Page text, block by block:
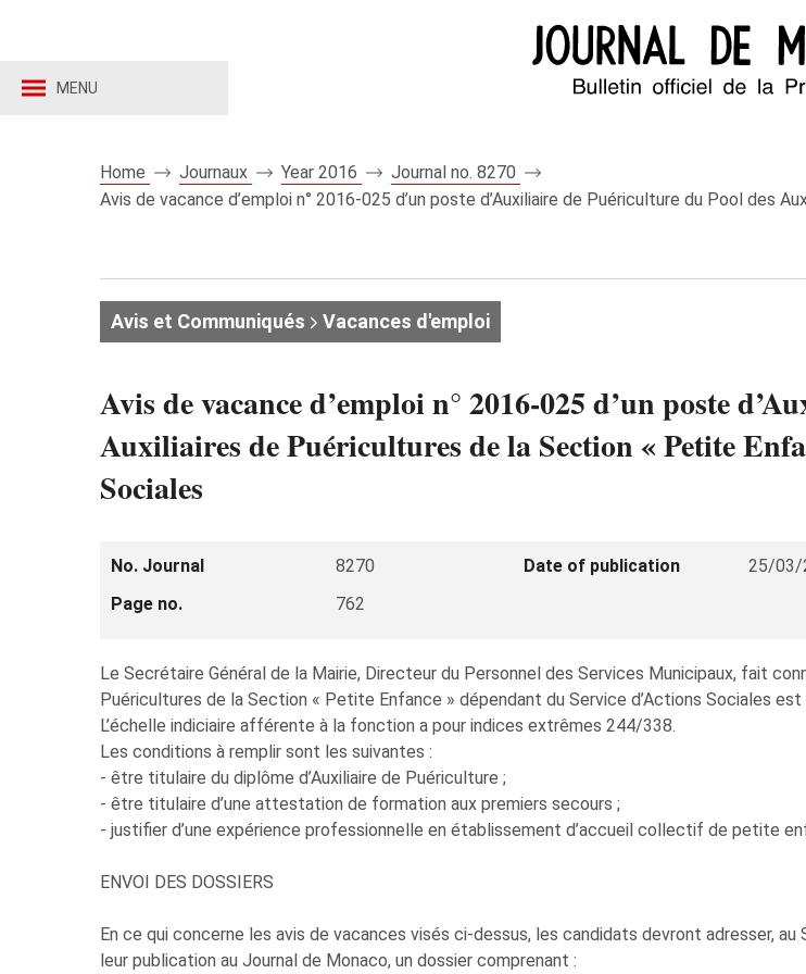
MENU
Home Journaux Year 2016
Journal no. 8270
Avis de vacance d’emploi n° 2016-025 d’un poste d’Auxiliaire de Puériculture du Pool des
Avis et Communiqués Vacances d'emploi
Avis de vacance d’emploi n° 2016-025 d’un poste
Auxiliaires de Puéricultures de la Section « Petite
Sociales
No. Journal 8270 Date of publication 25/03/
Page no.
762
Le Secrétaire Général de la Mairie, Directeur du Personnel des Services Municipaux, fait
Puéricultures de la Section « Petite Enfance » dépendant du Service d’Actions Sociales est
L’échelle indiciaire afférente à la fonction a pour indices extrêmes 244/338.
Les conditions à remplir sont les suivantes :
- être titulaire du diplôme d’Auxiliaire de Puériculture ;
- être titulaire d’une attestation de formation aux premiers secours ;
- justifier d’une expérience professionnelle en établissement d’accueil collectif de petite
ENVOI DES DOSSIERS
En ce qui concerne les avis de vacances visés ci-dessus, les candidats devront adresser,
leur publication au Journal de Monaco, un dossier comprenant :